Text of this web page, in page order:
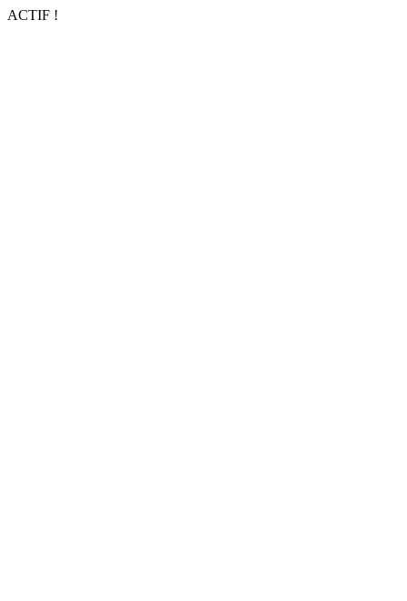
ACTIF !